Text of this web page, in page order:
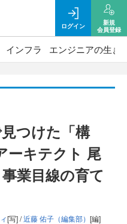
ログイン
新規
会員登録
インフラ エンジニアの生き
つけた「構
ーキテクト 尾
業目線の育て
[写] /近藤 佑子（編集部） [編]